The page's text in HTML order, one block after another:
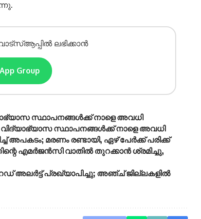
ലഭിക്കാൻ
Group
സ്ഥാപനങ്ങൾക്ക് നാളെ അവധി
വിദ്യാഭ്യാസ സ്ഥാപനങ്ങൾക്ക് നാളെ അവധി
അപകടം; മരണം രണ്ടായി, ഏഴ് പേർക്ക് പരിക്ക്
എമര്‍ജന്‍സി വാതില്‍ തുറക്കാന്‍ ശ്രമിച്ചു,
അലർട്ട് പ്രഖ്യാപിച്ചു; അഞ്ച് ജില്ലകളിൽ